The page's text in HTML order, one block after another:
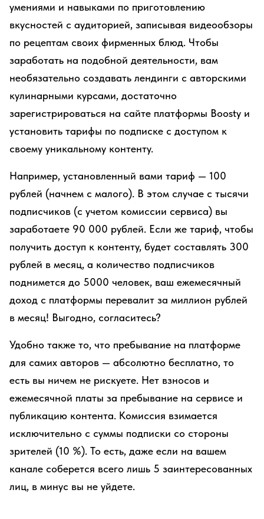
умениями и навыками по приготовлению
вкусностей с аудиторией, записывая видеообзоры
по рецептам своих фирменных блюд. Чтобы
заработать на подобной деятельности, вам
необязательно создавать лендинги с авторскими
кулинарными курсами, достаточно
зарегистрироваться на сайте платформы Boosty и
установить тарифы по подписке с доступом к
своему уникальному контенту.
Например, установленный вами тариф — 100
рублей (начнем с малого). В этом случае с тысячи
подписчиков (с учетом комиссии сервиса) вы
заработаете 90 000 рублей. Если же тариф, чтобы
получить доступ к контенту, будет составлять 300
рублей в месяц, а количество подписчиков
поднимется до 5000 человек, ваш ежемесячный
доход с платформы перевалит за миллион рублей
в месяц! Выгодно, согласитесь?
Удобно также то, что пребывание на платформе
для самих авторов — абсолютно бесплатно, то
есть вы ничем не рискуете. Нет взносов и
ежемесячной платы за пребывание на сервисе и
публикацию контента. Комиссия взимается
исключительно с суммы подписки со стороны
зрителей (10 %). То есть, даже если на вашем
канале соберется всего лишь 5 заинтересованных
лиц, в минус вы не уйдете.